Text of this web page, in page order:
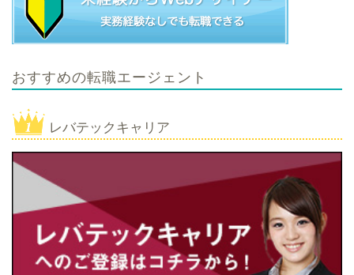
おすすめの転職エージェント
レバテックキャリア